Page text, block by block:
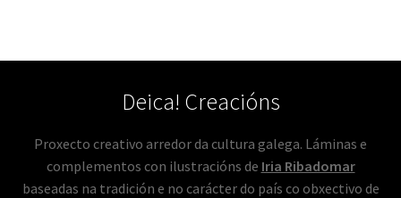
Deica! Creacións
Proxecto creativo arredor da cultura galega. Láminas e
complementos con ilustracións de Iria Ribadomar
baseadas na tradición e no carácter do país co obxectivo de